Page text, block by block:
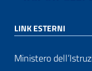
LINK ESTERNI
Ministero